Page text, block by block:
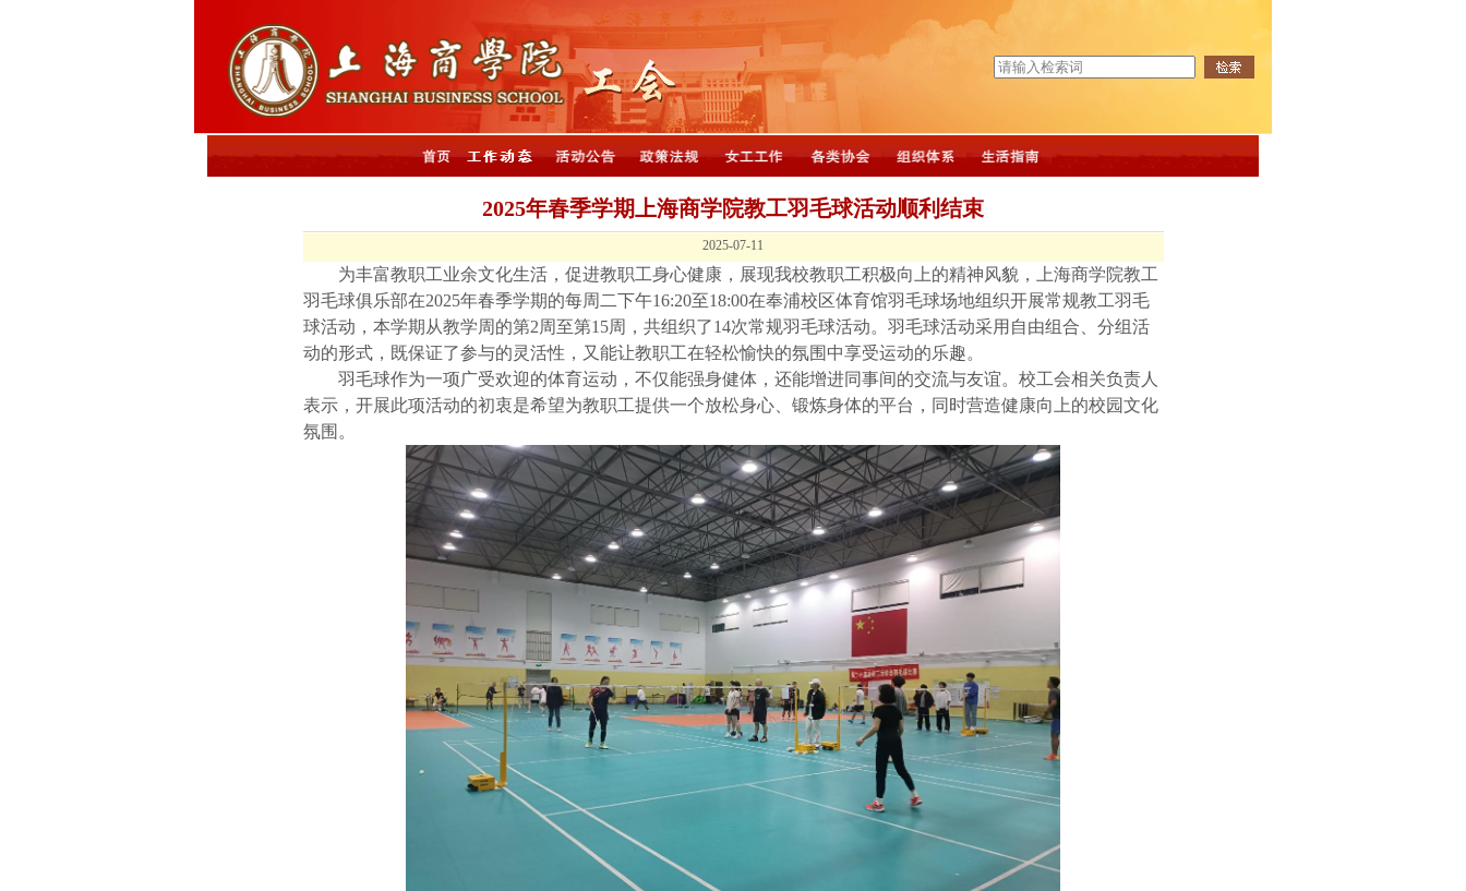
2025年春季学期上海商学院教工羽毛球活动顺利结束
2025-07-11
为丰富教职工业余文化生活，促进教职工身心健康，展现我校教职工积极向上的精神风貌，上海商学院教工
羽毛球俱乐部在2025年春季学期的每周二下午16:20至18:00在奉浦校区体育馆羽毛球场地组织开展常规教工羽毛
球活动 ，本学期从教学周的第2周至第15周，共组织了14次常规羽毛球活动。 羽毛球活动采用自由组合、分组活
动的形式，既保证了参与的灵活性，又能让教职工在轻松愉快的氛围中享受运动的乐趣。
羽毛球作为一项广受欢迎的体育运动，不仅能强身健体，还能增进同事间的交流与友谊。校工会相关负责人
表示，开展此项活动的初衷是希望为教职工提供一个放松身心、锻炼身体的平台，同时营造健康向上的校园文化
氛围。